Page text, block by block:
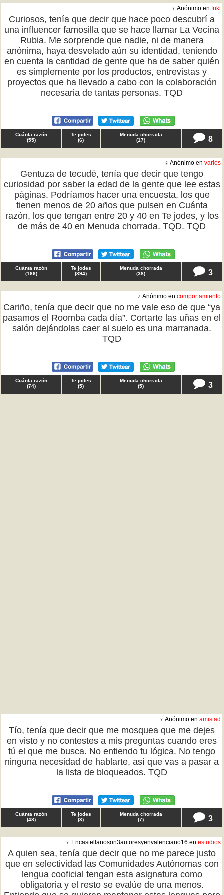
♀ Anónimo en friki
Curiosos, tenía que decir que hace poco descubrí a
una influencer famosilla que se hace llamar La Vecina
Rubia. Me sorprende que nadie, ni de manera
anónima, haya desvelado aún su identidad, teniendo
en cuenta la cantidad de gente que ha de saber quién
es simplemente por los productos, entrevistas y
proyectos que ha llevado a cabo con la colaboración
necesaria de tantas personas. TQD
Cuánta razón
(55)
Te jodes
(6)
Menuda chorrada
(17) 8
♀ Anónimo en varios
Gentuza de tecudé, tenía que decir que tengo
curiosidad por saber la edad de la gente que lee estas
páginas. Podríamos hacer una encuesta, los que
tienen menos de 20 años que pulsen en Cuánta
razón, los que tengan entre 20 y 40 en Te jodes, y los
de más de 40 en Menuda chorrada. TQD. TQD
Cuánta razón
(166)
Te jodes
(894)
Menuda chorrada
(38) 3
♂ Anónimo en comportamiento
Cariño, tenía que decir que no me vale eso de que “ya
pasamos el Roomba cada día”. Cortarte las uñas en el
salón dejándolas caer al suelo es una marranada.
TQD
Cuánta razón
(74)
Te jodes
(5)
Menuda chorrada
(5) 3
♀ Anónimo en amistad
Tío, tenía que decir que me mosquea que me dejes
en visto y no contestes a mis preguntas cuando eres
tú el que me busca. No entiendo tu lógica. No tengo
ninguna necesidad de hablarte, así que vas a pasar a
la lista de bloqueados. TQD
Cuánta razón
(48)
Te jodes
(3)
Menuda chorrada
(7) 3
♀ Encastellanoson3autoresyenvalenciano16 en estudios
A quien sea, tenía que decir que no me parece justo
que en selectividad las Comunidades Autónomas con
lengua cooficial tengan esta asignatura como
obligatoria y el resto se evalúe de una menos.